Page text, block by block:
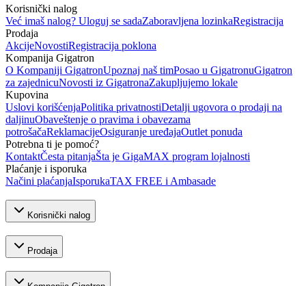
Korisnički nalog
Već imaš nalog? Uloguj se sadaZaboravljena lozinkaRegistracija
Prodaja
AkcijeNovostiRegistracija poklona
Kompanija Gigatron
O Kompaniji GigatronUpoznaj naš timPosao u GigatronuGigatron
za zajednicuNovosti iz GigatronaZakupljujemo lokale
Kupovina
Uslovi korišćenjaPolitika privatnostiDetalji ugovora o prodaji na
daljinuObaveštenje o pravima i obavezama
potrošačaReklamacijeOsiguranje uređajaOutlet ponuda
Potrebna ti je pomoć?
KontaktČesta pitanjaŠta je GigaMAX program lojalnosti
Plaćanje i isporuka
Načini plaćanjaIsporukaTAX FREE i Ambasade
Korisnički nalog
Prodaja